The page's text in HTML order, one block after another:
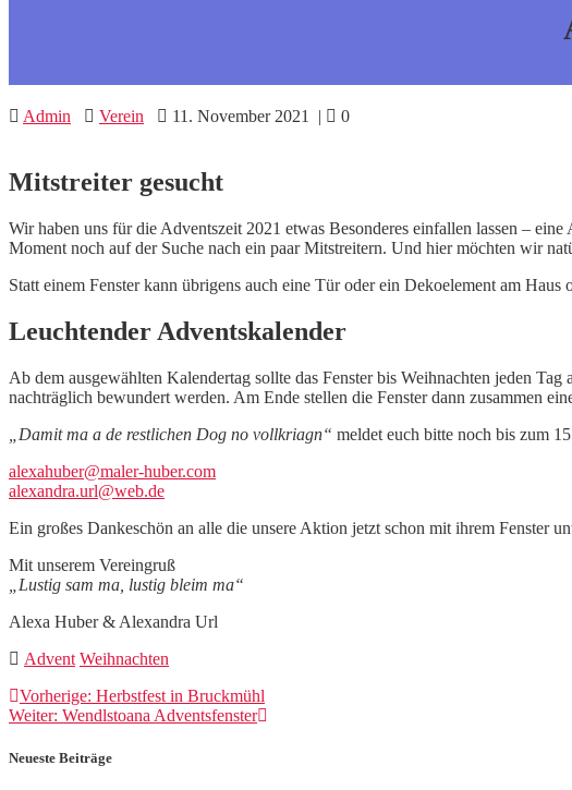
Admin Verein 11. November 2021 | 0
Mitstreiter gesucht
Wir haben uns für die Adventszeit 2021 etwas Besonderes einfallen lassen –
Moment noch auf der Suche nach ein paar Mitstreitern. Und hier möchten wir
Statt einem Fenster kann übrigens auch eine Tür oder ein Dekoelement am
Leuchtender Adventskalender
Ab dem ausgewählten Kalendertag sollte das Fenster bis Weihnachten jeden
nachträglich bewundert werden. Am Ende stellen die Fenster dann zusammen
„Damit ma a de restlichen Dog no vollkriagn“ meldet euch bitte noch bis zum
alexahuber@maler-huber.com
alexandra.url@web.de
Ein großes Dankeschön an alle die unsere Aktion jetzt schon mit ihrem Fenster
Mit unserem Vereingruß
„Lustig sam ma, lustig bleim ma“
Alexa Huber & Alexandra Url
Advent Weihnachten
Beitragsnavigation
Vorherige: Vorheriger
Beitrag:
Herbstfest in Bruckmühl
Weiter: Nächster
Wendlstoana Adventsfenster
Neueste Beiträge